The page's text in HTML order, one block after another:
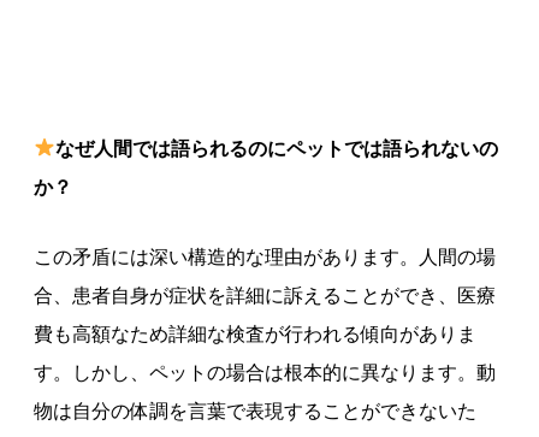
なぜ人間では語られるのにペットでは語られないの
か？
この矛盾には深い構造的な理由があります。人間の場
合、患者自身が症状を詳細に訴えることができ、医療
費も高額なため詳細な検査が行われる傾向がありま
す。しかし、ペットの場合は根本的に異なります。動
物は自分の体調を言葉で表現することができないた